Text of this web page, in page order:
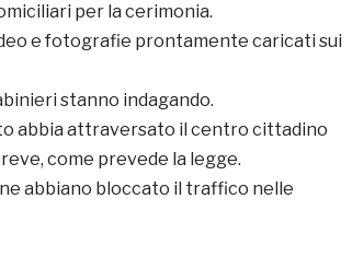
per la cerimonia.
e fotografie prontamente caricati sui
stanno indagando.
abbia attraversato il centro cittadino
come prevede la legge.
abbiano bloccato il traffico nelle